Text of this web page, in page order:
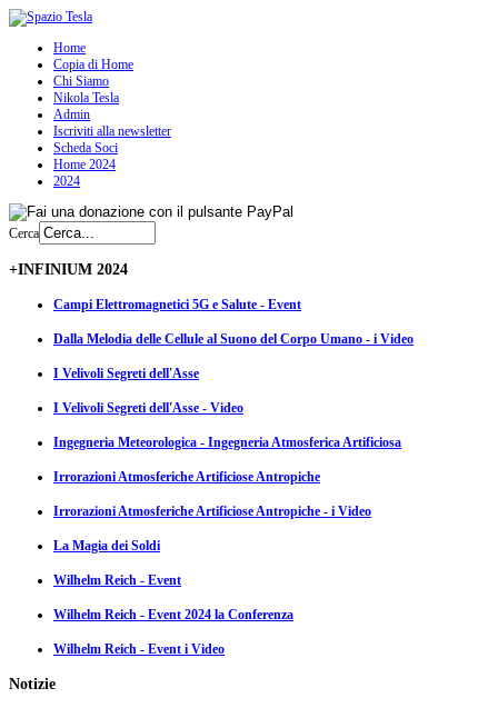
Home
Copia di Home
Chi Siamo
Nikola Tesla
Admin
Iscriviti alla newsletter
Scheda Soci
Home 2024
2024
Cerca
+INFINIUM 2024
Campi Elettromagnetici 5G e Salute - Event
Dalla Melodia delle Cellule al Suono del Corpo Umano - i Video
I Velivoli Segreti dell'Asse
I Velivoli Segreti dell'Asse - Video
Ingegneria Meteorologica - Ingegneria Atmosferica Artificiosa
Irrorazioni Atmosferiche Artificiose Antropiche
Irrorazioni Atmosferiche Artificiose Antropiche - i Video
La Magia dei Soldi
Wilhelm Reich - Event
Wilhelm Reich - Event 2024 la Conferenza
Wilhelm Reich - Event i Video
Notizie